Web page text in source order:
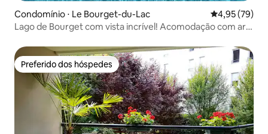
Condomínio ⋅ Le Bourget-du-Lac 4,95 de uma
4,95 (79)
Lago de Bourget com vista incrível! Acomodação com ar-
Preferido dos hóspedes
Preferido dos hóspedes